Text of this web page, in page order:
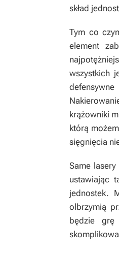
skład
Tym co
element
wszystkich
krążowniki
którą
sięgnięcia
Same
ustawiając
jednostek.
olbrzymią
będzie grę